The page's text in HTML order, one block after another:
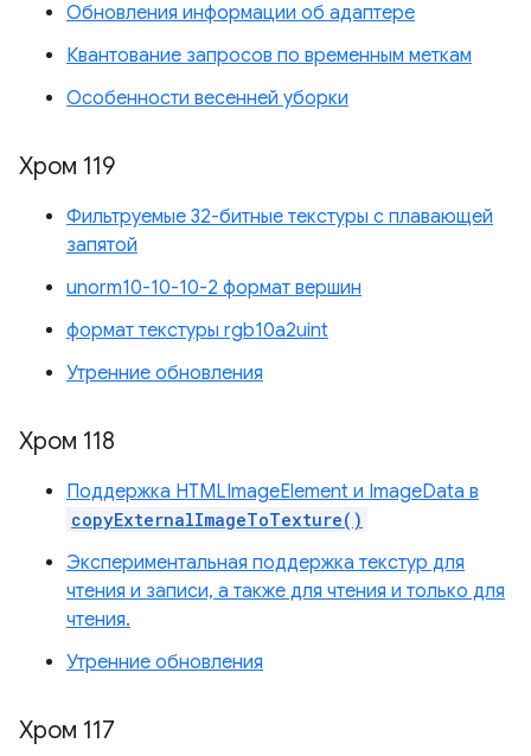
Обновления информации об адаптере
Квантование запросов по временным меткам
Особенности весенней уборки
Хром 119
Фильтруемые 32-битные текстуры с плавающей
запятой
unorm10-10-10-2 формат вершин
формат текстуры rgb10a2uint
Утренние обновления
Хром 118
Поддержка HTMLImageElement и ImageData в
copyExternalImageToTexture()
Экспериментальная поддержка текстур для
чтения и записи, а также для чтения и только для
чтения.
Утренние обновления
Хром 117